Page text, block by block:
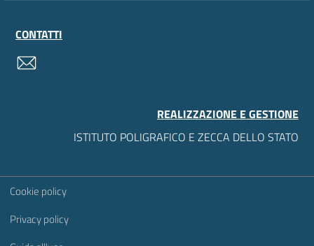
CONTATTI
REALIZZAZIONE E GESTIONE
ISTITUTO POLIGRAFICO E ZECCA DELLO STATO
Sezione Link Utili
Cookie policy
Privacy policy